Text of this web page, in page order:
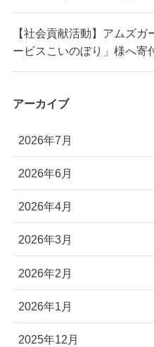
【社会貢献活動】アムズ
ービスこいのぼり」様へ寄
アーカイブ
2026年7月
2026年6月
2026年4月
2026年3月
2026年2月
2026年1月
2025年12月